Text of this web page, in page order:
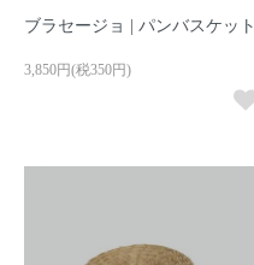
ブラセージョ | パンバスケット
3,850円(税350円)